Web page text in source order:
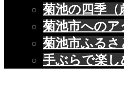
菊池の四季（
菊池市へのア
菊池市ふるさ
手ぶらで楽し